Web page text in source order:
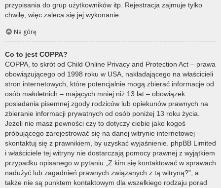
przypisania do grup użytkowników itp. Rejestracja zajmuje tylko
chwilę, więc zaleca się jej wykonanie.
Na górę
Co to jest COPPA?
COPPA, to skrót od Child Online Privacy and Protection Act – prawa
obowiązującego od 1998 roku w USA, nakładającego na właścicieli
stron internetowych, które potencjalnie mogą zbierać informacje od
osób małoletnich – mających mniej niż 13 lat – obowiązek
posiadania pisemnej zgody rodziców lub opiekunów prawnych na
zbieranie informacji prywatnych od osób poniżej 13 roku życia.
Jeżeli nie masz pewności czy to dotyczy ciebie jako kogoś
próbującego zarejestrować się na danej witrynie internetowej –
skontaktuj się z prawnikiem, by uzyskać wyjaśnienie. phpBB Limited
i właściciele tej witryny nie dostarczają pomocy prawnej z wyjątkiem
przypadku opisanego w pytaniu „Z kim się kontaktować w sprawach
nadużyć lub zagadnień prawnych związanych z tą witryną?”, a
także nie są punktem kontaktowym dla wszelkiego rodzaju porad